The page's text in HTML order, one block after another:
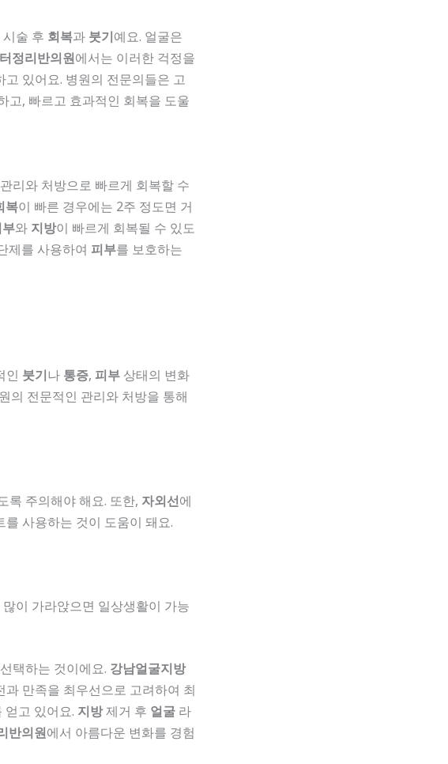
술 후 회복과 붓기예요. 얼굴은
정리반의원에서는 이러한 걱정을
있어요. 병원의 전문의들은 고
고, 빠르고 효과적인 회복을 도울
리와 처방으로 빠르게 회복할 수
복이 빠른 경우에는 2주 정도면 거
와 지방이 빠르게 회복될 수 있도
제를 사용하여 피부를 보호하는
인 붓기나 통증, 피부 상태의 변화
의 전문적인 관리와 처방을 통해
록 주의해야 해요. 또한, 자외선에
사용하는 것이 도움이 돼요.
이 가라앉으면 일상생활이 가능
택하는 것이에요. 강남얼굴지방
과 만족을 최우선으로 고려하여 최
고 있어요. 지방제거 후 얼굴 라
반의원에서 아름다운 변화를 경험